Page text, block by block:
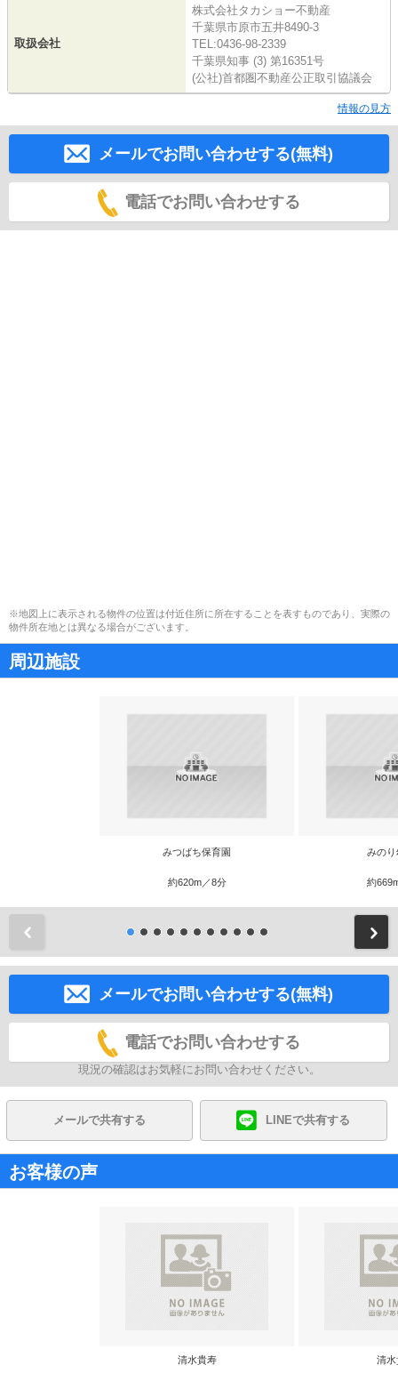
取扱会社
株式会社タカショー不動産
千葉県市原市五井8490-3
TEL:0436-98-2339
千葉県知事 (3) 第16351号
(公社)首都圏不動産公正取引協議会
情報の見方
メールでお問い合わせする(無料)
電話でお問い合わせする
※地図上に表示される物件の位置は付近住所に所在することを表すものであり、実際の
物件所在地とは異なる場合がございます。
周辺施設
みつばち保育園
約620m／8分
みのり
約
メールでお問い合わせする(無料)
電話でお問い合わせする
現況の確認はお気軽にお問い合わせください。
メールで共有する LINEで共有する
お客様の声
清水貴寿 清水